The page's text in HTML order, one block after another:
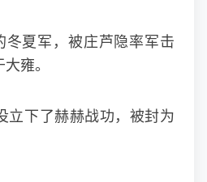
冬夏军，被庄芦隐率军击
雍。
立下了赫赫战功，被封为